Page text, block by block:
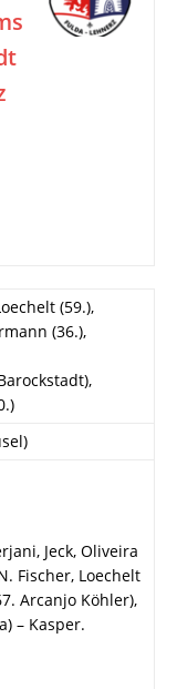
(59.),
(36.),
Jeck, Oliveira
Fischer, Loechelt
Arcanjo Köhler),
– Kasper.